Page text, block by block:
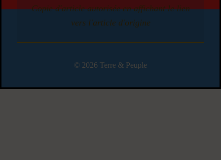
Copie d'article autorisée en affichant le lien
vers l'article d'origine
© 2026 Terre & Peuple